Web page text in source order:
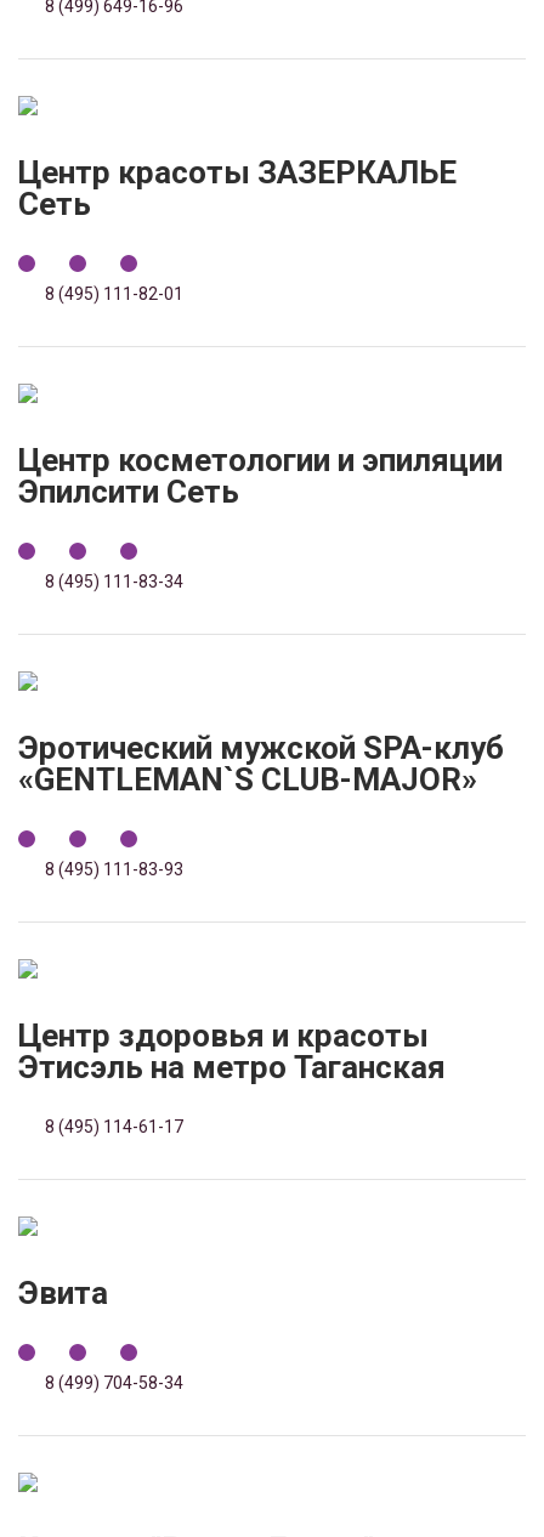
8 (499) 649-16-96
Центр красоты ЗАЗЕРКАЛЬЕ
Сеть
8 (495) 111-82-01
Центр косметологии и эпиляции
Эпилсити Сеть
8 (495) 111-83-34
Эротический мужской SPA-клуб
«GENTLEMAN`S CLUB-MAJOR»
8 (495) 111-83-93
Центр здоровья и красоты
Этисэль на метро Таганская
8 (495) 114-61-17
Эвита
8 (499) 704-58-34